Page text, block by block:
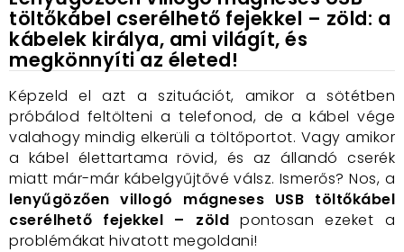
töltőkábel cserélhető fejekkel – zöld: a
kábelek királya, ami világít, és
megkönnyíti az életed!
Képzeld el azt a szituációt, amikor a sötétben
próbálod feltölteni a telefonod, de a kábel vége
valahogy mindig elkerüli a töltőportot. Vagy amikor
a kábel élettartama rövid, és az állandó cserék
miatt már-már kábelgyűjtővé válsz. Ismerős? Nos, a
lenyűgözően villogó mágneses USB töltőkábel
cserélhető fejekkel – zöld pontosan ezeket a
problémákat hivatott megoldani!